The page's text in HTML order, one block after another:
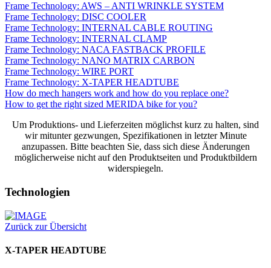
Frame Technology: AWS – ANTI WRINKLE SYSTEM
Frame Technology: DISC COOLER
Frame Technology: INTERNAL CABLE ROUTING
Frame Technology: INTERNAL CLAMP
Frame Technology: NACA FASTBACK PROFILE
Frame Technology: NANO MATRIX CARBON
Frame Technology: WIRE PORT
Frame Technology: X-TAPER HEADTUBE
How do mech hangers work and how do you replace one?
How to get the right sized MERIDA bike for you?
Um Produktions- und Lieferzeiten möglichst kurz zu halten, sind
wir mitunter gezwungen, Spezifikationen in letzter Minute
anzupassen. Bitte beachten Sie, dass sich diese Änderungen
möglicherweise nicht auf den Produktseiten und Produktbildern
widerspiegeln.
Technologien
Zurück zur Übersicht
X-TAPER HEADTUBE